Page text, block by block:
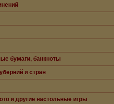
бумаги, банкноты
и стран
и другие настольные игры